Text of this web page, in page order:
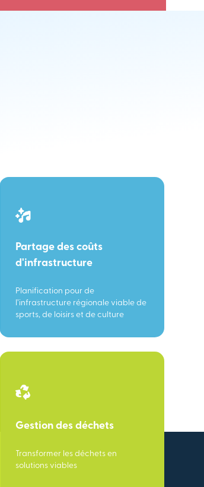
Partage des coûts
d'infrastructure
Planification pour de
l’infrastructure régionale viable de
sports, de loisirs et de culture
Gestion des déchets
Transformer les déchets en
solutions viables